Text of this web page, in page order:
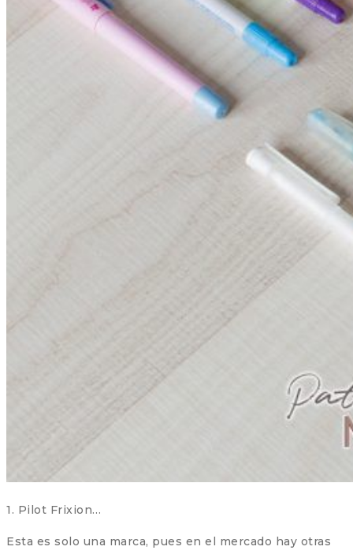
1. Pilot Frixion…
Esta es solo una marca, pues en el mercado hay otras